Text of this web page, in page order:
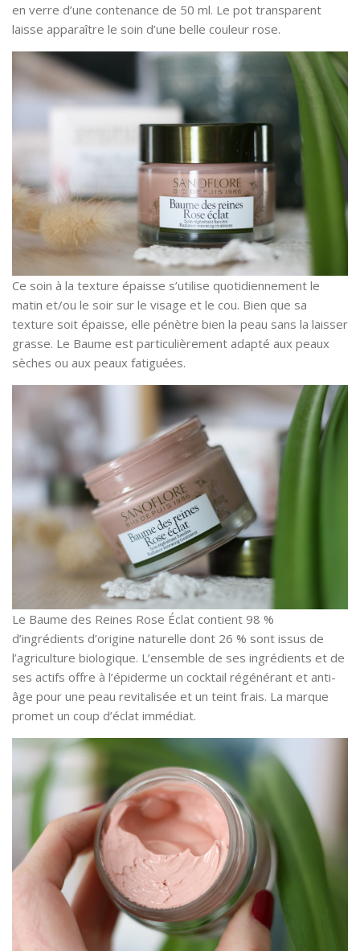
en verre d’une contenance de 50 ml. Le pot transparent
laisse apparaître le soin d’une belle couleur rose.
Ce soin à la texture épaisse s’utilise quotidiennement le
matin et/ou le soir sur le visage et le cou. Bien que sa
texture soit épaisse, elle pénètre bien la peau sans la laisser
grasse. Le Baume est particulièrement adapté aux peaux
sèches ou aux peaux fatiguées.
Le Baume des Reines Rose Éclat contient 98 %
d’ingrédients d’origine naturelle dont 26 % sont issus de
l’agriculture biologique. L’ensemble de ses ingrédients et de
ses actifs offre à l’épiderme un cocktail régénérant et anti-
âge pour une peau revitalisée et un teint frais. La marque
promet un coup d’éclat immédiat.